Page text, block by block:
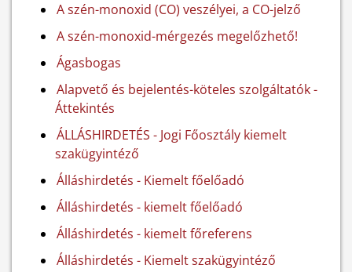
A szén-monoxid (CO) veszélyei, a CO-jelző
A szén-monoxid-mérgezés megelőzhető!
Ágasbogas
Alapvető és bejelentés-köteles szolgáltatók -
Áttekintés
ÁLLÁSHIRDETÉS - Jogi Főosztály kiemelt
szakügyintéző
Álláshirdetés - Kiemelt főelőadó
Álláshirdetés - kiemelt főelőadó
Álláshirdetés - kiemelt főreferens
Álláshirdetés - Kiemelt szakügyintéző